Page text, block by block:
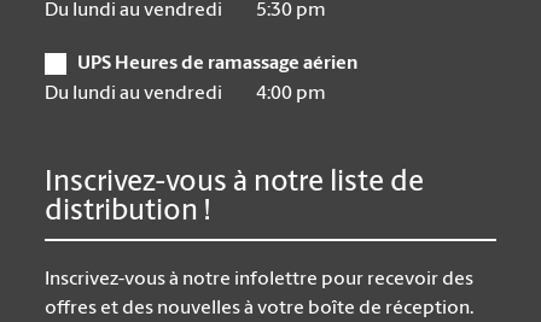
Du lundi au vendredi
5:30 pm
UPS Heures de ramassage aérien
Du lundi au vendredi
4:00 pm
Inscrivez-vous à notre liste de
distribution !
Inscrivez-vous à notre infolettre pour recevoir des
offres et des nouvelles à votre boîte de réception.